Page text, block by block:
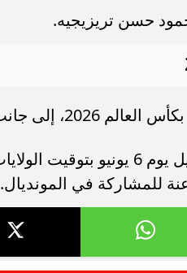
حسن تريزيجيه.
إيران ونيوزيلندا.
للمشاركة في المونديال.